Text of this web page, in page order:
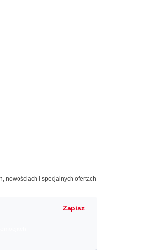
nowościach i specjalnych ofertach
Zapisz